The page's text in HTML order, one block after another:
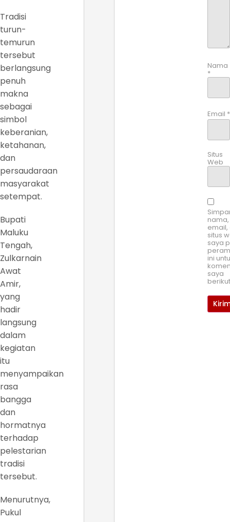
Tradisi
turun-
temurun
tersebut
berlangsung
penuh
makna
sebagai
simbol
keberanian,
ketahanan,
dan
persaudaraan
masyarakat
setempat.
Bupati
Maluku
Tengah,
Zulkarnain
Awat
Amir,
yang
hadir
langsung
dalam
kegiatan
itu
menyampaikan
rasa
bangga
dan
hormatnya
terhadap
pelestarian
tradisi
tersebut.
Menurutnya,
Pukul
Nama
*
Email *
Situs
Web
nama,
email,
situs
saya
ini
saya